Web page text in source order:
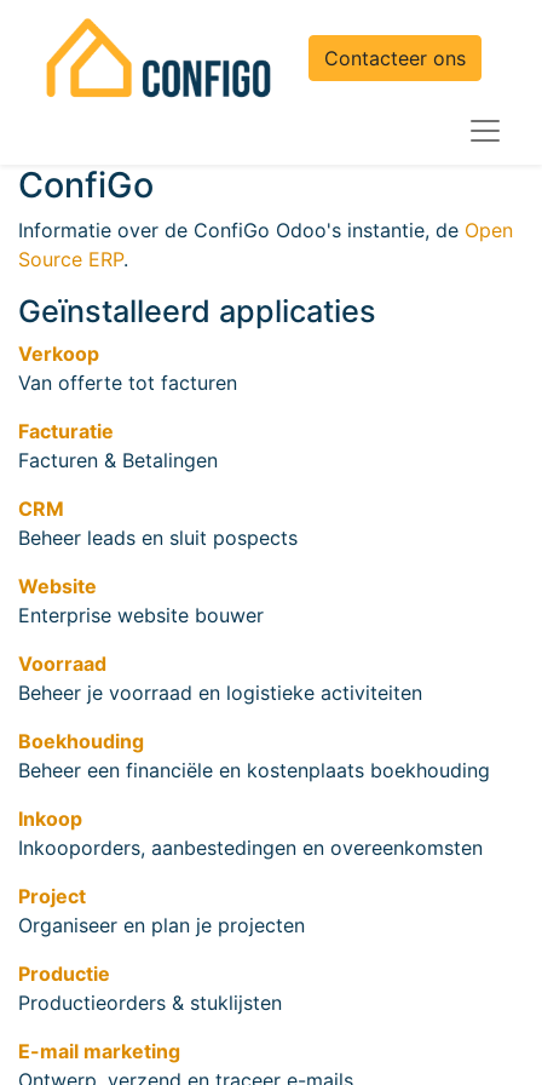
Contacteer ons
ConfiGo
Informatie over de ConfiGo Odoo's instantie, de Open
Source ERP.
Geïnstalleerd applicaties
Verkoop
Van offerte tot facturen
Facturatie
Facturen & Betalingen
CRM
Beheer leads en sluit pospects
Website
Enterprise website bouwer
Voorraad
Beheer je voorraad en logistieke activiteiten
Boekhouding
Beheer een financiële en kostenplaats boekhouding
Inkoop
Inkooporders, aanbestedingen en overeenkomsten
Project
Organiseer en plan je projecten
Productie
Productieorders & stuklijsten
E-mail marketing
Ontwerp, verzend en traceer e-mails